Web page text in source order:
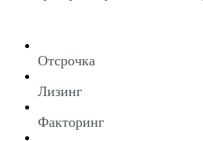
Отсрочка
Лизинг
Факторинг